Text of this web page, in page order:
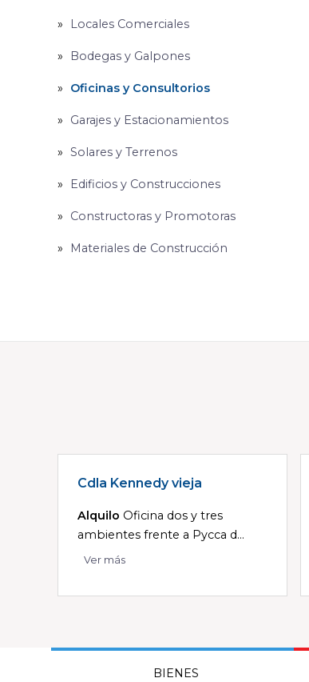
Locales Comerciales
Bodegas y Galpones
Oficinas y Consultorios
Garajes y Estacionamientos
Solares y Terrenos
Edificios y Construcciones
Constructoras y Promotoras
Materiales de Construcción
Cdla Kennedy vieja
Alquilo Oficina dos y tres
ambientes frente a Pycca d...
Ver más
BIENES